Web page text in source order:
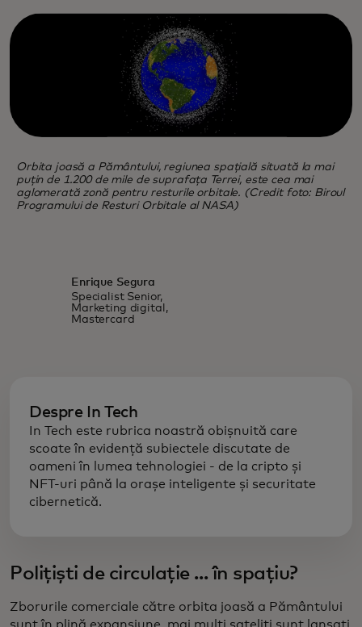
Orbita joasă a Pământului, regiunea spațială situată la mai
puțin de 1.200 de mile de suprafața Terrei, este cea mai
aglomerată zonă pentru resturile orbitale. (Credit foto: Biroul
Programului de Resturi Orbitale al NASA)
Enrique Segura
Specialist Senior,
Marketing digital,
Mastercard
Despre In Tech
In Tech este rubrica noastră obișnuită care
scoate în evidență subiectele discutate de
oameni în lumea tehnologiei - de la cripto și
NFT-uri până la orașe inteligente și securitate
cibernetică.
Polițiști de circulație ... în spațiu?
Zborurile comerciale către orbita joasă a Pământului